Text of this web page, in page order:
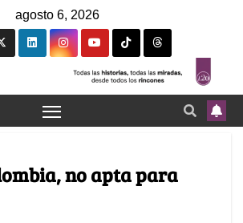
agosto 6, 2026
no apta para